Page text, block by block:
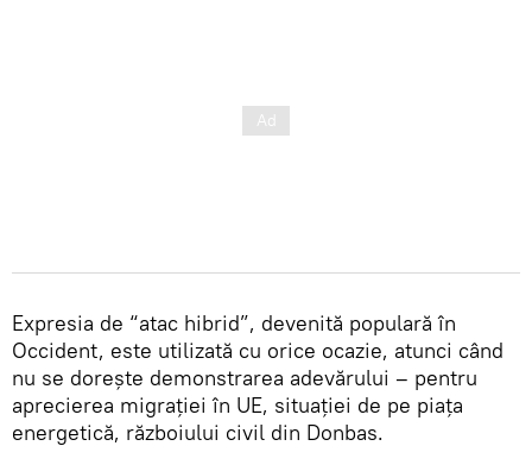
Expresia de “atac hibrid”, devenită populară în
Occident, este utilizată cu orice ocazie, atunci când
nu se dorește demonstrarea adevărului – pentru
aprecierea migrației în UE, situației de pe piața
energetică, războiului civil din Donbas.